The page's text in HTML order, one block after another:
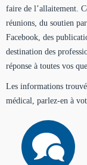
faire de l’allaitement.
réunions, du soutien
Facebook, des
destination des
réponse à toutes vos
Les informations
médical, parlez-en à